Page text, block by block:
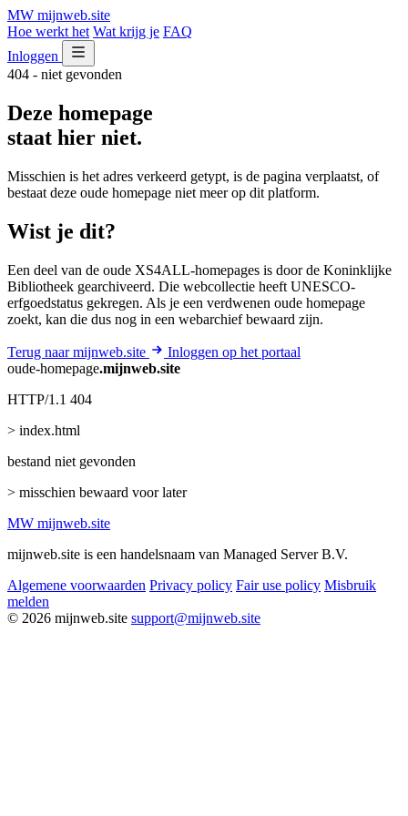
MW mijnweb.site
Hoe werkt het Wat krijg je FAQ
Inloggen
404 - niet gevonden
Deze homepage
staat hier niet.
Misschien is het adres verkeerd getypt, is de pagina verplaatst, of
bestaat deze oude homepage niet meer op dit platform.
Wist je dit?
Een deel van de oude XS4ALL-homepages is door de Koninklijke
Bibliotheek gearchiveerd. Die webcollectie heeft UNESCO-
erfgoedstatus gekregen. Als je een verdwenen oude homepage
zoekt, kan die dus nog in een webarchief bewaard zijn.
Terug naar mijnweb.site
Inloggen op het portaal
oude-homepage.mijnweb.site
HTTP/1.1 404
> index.html
bestand niet gevonden
> misschien bewaard voor later
MW mijnweb.site
mijnweb.site is een handelsnaam van Managed Server B.V.
Algemene voorwaarden Privacy policy Fair use policy Misbruik
melden
© 2026 mijnweb.site support@mijnweb.site